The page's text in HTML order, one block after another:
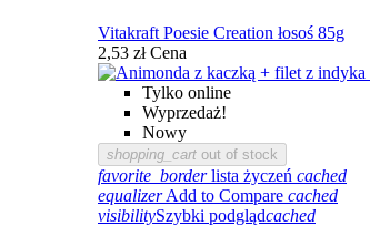
Vitakraft Poesie Creation łosoś 85g
2,53 zł Cena
Tylko online
Wyprzedaż!
Nowy
shopping_cart out of stock
favorite_border lista życzeń cached
equalizer Add to Compare cached
visibilitySzybki podglądcached